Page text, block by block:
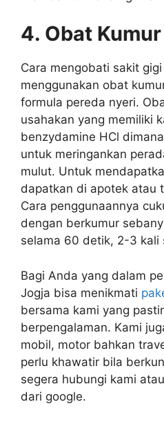
4. Obat Kumur
Cara mengobati sakit
menggunakan obat
formula pereda nyeri.
usahakan yang memiliki
benzydamine HCl
untuk meringankan
mulut. Untuk
dapatkan di apotek atau
Cara penggunaannya
dengan berkumur
selama 60 detik, 2-3 kali
Bagi Anda yang dalam
Jogja bisa menikmati
bersama kami yang
berpengalaman. Kami
mobil, motor bahkan
perlu khawatir bila
segera hubungi kami
dari google.